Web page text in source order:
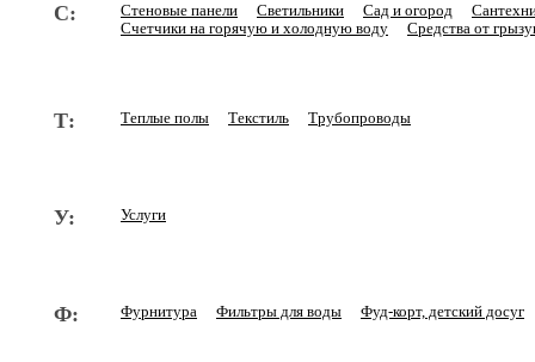
С: Стеновые панели Светильники Сад и огород
Счетчики на горячую и холодную воду
Средства от
Т: Теплые полы Текстиль Трубопроводы
У: Услуги
Ф: Фурнитура Фильтры для воды Фуд-корт, детский досуг